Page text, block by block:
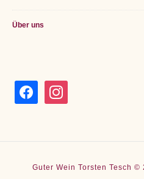
Über uns
facebook instagram
Guter Wein Torsten Tesch